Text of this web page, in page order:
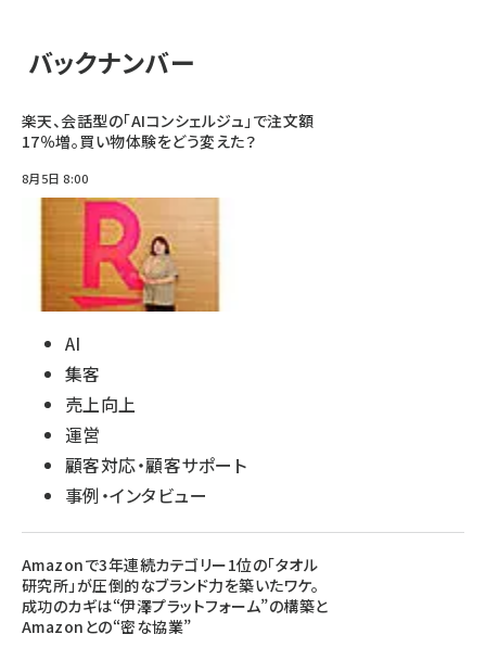
バックナンバー
楽天、会話型の「AIコンシェルジュ」で注文額
17％増。買い物体験をどう変えた？
8月5日 8:00
AI
集客
売上向上
運営
顧客対応・顧客サポート
事例・インタビュー
Amazonで3年連続カテゴリー1位の「タオル
研究所」が圧倒的なブランド力を築いたワケ。
成功のカギは“伊澤プラットフォーム”の構築と
Amazonとの“密な協業”